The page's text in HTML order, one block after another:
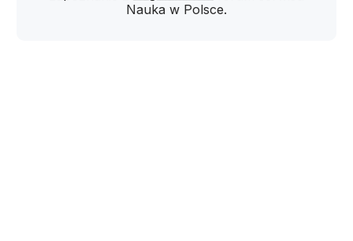
Nauka w Polsce.